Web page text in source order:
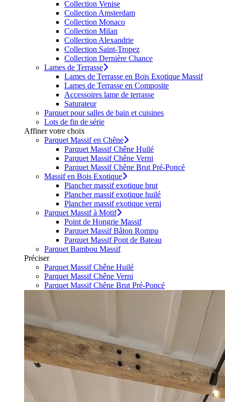
Collection Venise
Collection Amsterdam
Collection Monaco
Collection Milan
Collection Alexandrie
Collection Saint-Tropez
Collection Dernière Chance
Lames de Terrasse
Lames de Terrasse en Bois Exotique Massif
Lames de Terrasse en Composite
Accessoires lame de terrasse
Saturateur
Parquet pour salles de bain et cuisines
Lots de fin de série
Affiner votre choix
Parquet Massif en Chêne
Parquet Massif Chêne Huilé
Parquet Massif Chêne Verni
Parquet Massif Chêne Brut Pré-Poncé
Massif en Bois Exotique
Plancher massif exotique brut
Plancher massif exotique huilé
Plancher massif exotique verni
Parquet Massif à Motif
Point de Hongrie Massif
Parquet Massif Bâton Rompu
Parquet Massif Pont de Bateau
Parquet Bambou Massif
Préciser
Parquet Massif Chêne Huilé
Parquet Massif Chêne Verni
Parquet Massif Chêne Brut Pré-Poncé